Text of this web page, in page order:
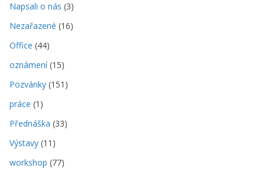
Napsali o nás (3)
Nezařazené (16)
Office (44)
oznámení(15)
Pozvánky (151)
práce (1)
Přednáška (33)
Výstavy (11)
workshop (77)